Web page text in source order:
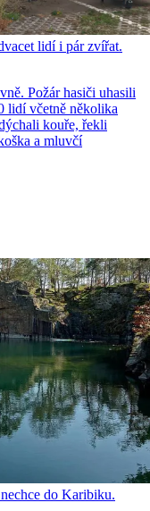
lidí i pár zvířat.
Požár hasiči uhasili
lidí včetně několika
kouře, řekli
a mluvčí
do Karibiku.